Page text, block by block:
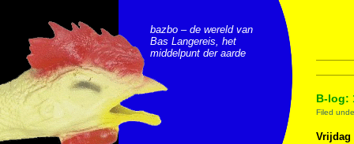
bazbo – de wereld van
Bas Langereis, het
middelpunt der aarde
B-log:
Filed
Vrijdag